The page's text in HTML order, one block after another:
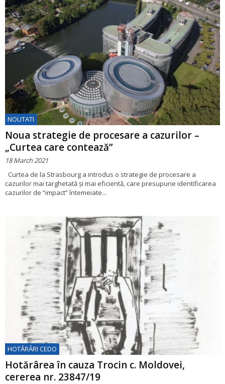
NOUTATI
Noua strategie de procesare a cazurilor –
„Curtea care contează”
18 March 2021
Curtea de la Strasbourg a introdus o strategie de procesare a
cazurilor mai targhetată și mai eficientă, care presupune identificarea
cazurilor de “impact” întemeiate...
HOTĂRÂRI CEDO
Hotărârea în cauza Trocin c. Moldovei,
cererea nr. 23847/19